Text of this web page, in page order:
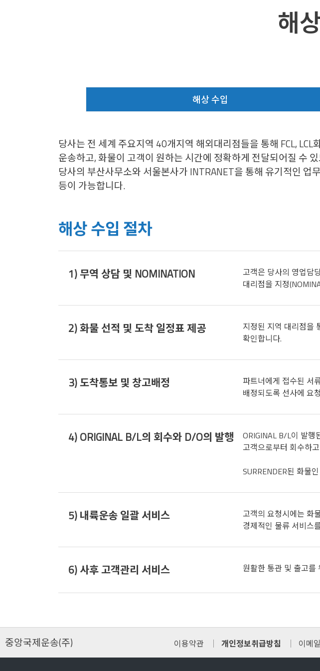
해
해상 수입
당사는 전 세계 주요지역 40개지역 해외대리점들을 통해 FCL,
운송하고, 화물이 고객이 원하는 시간에 정확하게 전달되어질 수
당사의 부산사무소와 서울본사가 INTRANET을 통해 유기적인
등이 가능합니다.
해상 수입 절차
1) 무역 상담 및 NOMINATION
고객은 당사의 영업담
대리점을 지정
2) 화물 선적 및 도착 일정표 제공
지정된 지역 대리점을
확인합니다.
3) 도착통보 및 창고배정
파트너에게 접수된 서
배정되도록 선사에 요
4) ORIGINAL B/L의 회수와 D/O의 발행
ORIGINAL B/L이 발행
고객으로부터 회수하
SURRENDER된 화물
5) 내륙운송 일괄 서비스
고객의 요청시에는 화
경제적인 물류 서비스
6) 사후 고객관리 서비스 원활한 통관 및 출고를
중앙국제운송(주) 이용약관 개인정보취급방침 이메